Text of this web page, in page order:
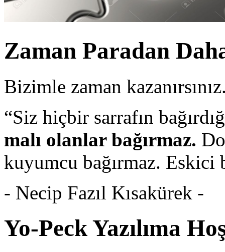
Zaman Paradan
Bizimle zaman
“Siz hiçbir sarrafın
malı olanlar bağırmaz.
kuyumcu bağırmaz. Eskici
- Necip Fazıl Kısakürek -
Yo-Peck Yazılıma